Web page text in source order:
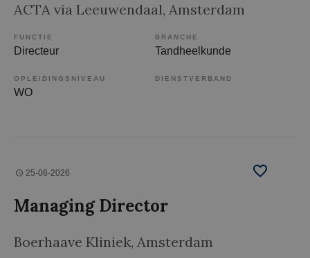
ACTA via Leeuwendaal, Amsterdam
FUNCTIE
Directeur
BRANCHE
Tandheelkunde
OPLEIDINGSNIVEAU
WO
DIENSTVERBAND
25-06-2026
Managing Director
Boerhaave Kliniek, Amsterdam